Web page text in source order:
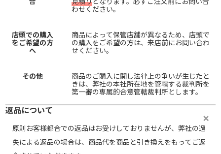
わせください。
店頭での購入
をご希望の方
へ
商品によって保管店舗が異なるため、店頭で
の購入をご希望の方は、来店前にお問い合わ
せください。
その他
商品のご購入に関し法律上の争いが生じたと
きは、弊社の本社所在地を管轄する裁判所を
第一審の専属的合意管轄裁判所とします。
返品について
原則お客様都合での返品はお受けしておりませんが、弊社の過
失による返品の場合は、商品代を商品と引き換えをもってご返